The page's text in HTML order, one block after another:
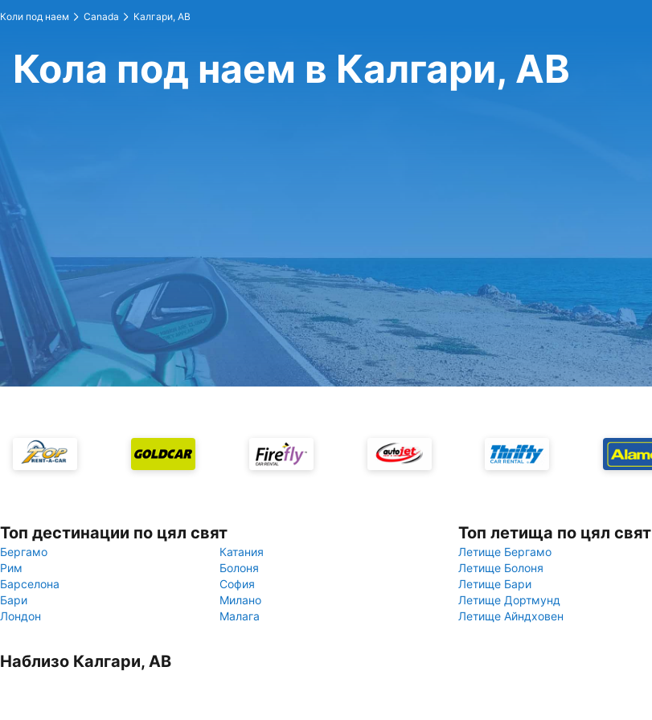
Коли под наем Canada Калгари, AB
Кола под наем в Калгари, AB
Топ дестинации по цял свят
Бергамо
Катания
Рим
Болоня
Барселона
София
Бари
Милано
Лондон
Малага
Топ летища по цял свят
Летище Бергамо
Летище Болоня
Летище Бари
Летище Дортмунд
Летище Айндховен
Наблизо Калгари, AB